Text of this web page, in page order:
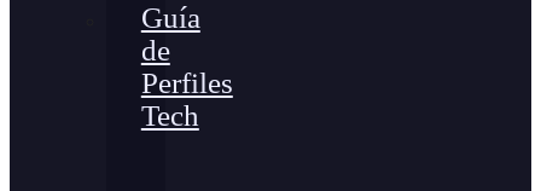
Guía
de
Perfiles
Tech